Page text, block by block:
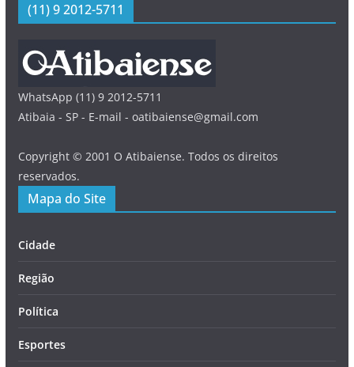
(11) 9 2012-5711
WhatsApp (11) 9 2012-5711
Atibaia - SP - E-mail - oatibaiense@gmail.com
Copyright © 2001 O Atibaiense. Todos os direitos
reservados.
Mapa do Site
Cidade
Região
Política
Esportes